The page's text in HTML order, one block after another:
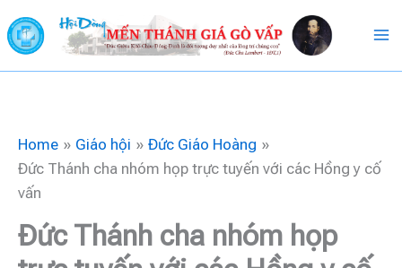
to
content
Home Giáo hội
Đức Giáo Hoàng
Đức Thánh cha nhóm họp trực tuyến với các Hồng y cố
vấn
Đức Thánh cha nhóm họp